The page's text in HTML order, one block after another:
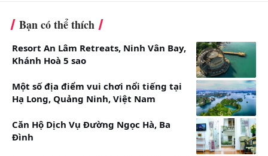
Địa chỉ:Số 28 đường Dương Vương, Phường Vũ Ninh,
Bạn có thể thích
Resort An Lâm Retreats, Ninh Vân Bay,
Khánh Hoà 5 sao
Một số địa điểm vui chơi nổi tiếng tại
Hạ Long, Quảng Ninh, Việt Nam
Căn Hộ Dịch Vụ Đường Ngọc Hà, Ba
Đình